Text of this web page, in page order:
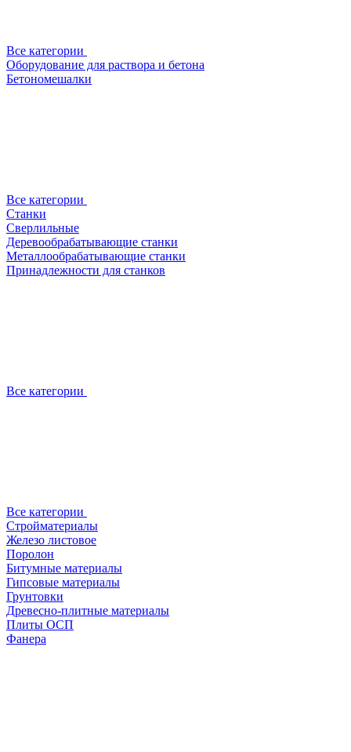
Все категории
Оборудование для раствора и бетона
Бетономешалки
Все категории
Станки
Сверлильные
Деревообрабатывающие станки
Металлообрабатывающие станки
Принадлежности для станков
Все категории
Все категории
Стройматериалы
Железо листовое
Поролон
Битумные материалы
Гипсовые материалы
Грунтовки
Древесно-плитные материалы
Плиты ОСП
Фанера